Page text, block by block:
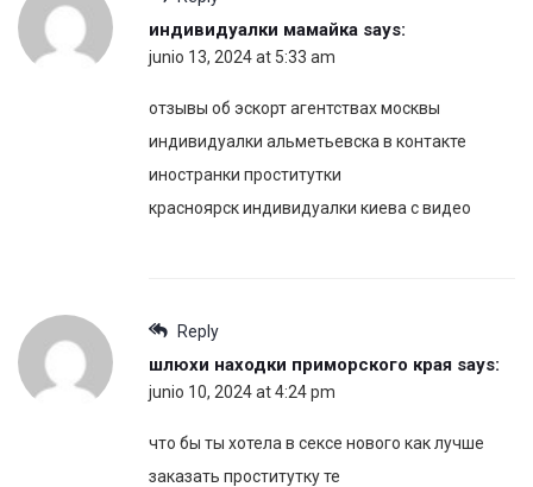
индивидуалки мамайка says:
junio 13, 2024 at 5:33 am
отзывы об эскорт агентствах москвы
индивидуалки альметьевска в контакте
иностранки проститутки
красноярск индивидуалки киева с видео
Reply
шлюхи находки приморского края says:
junio 10, 2024 at 4:24 pm
что бы ты хотела в сексе нового как лучше
заказать проститутку те